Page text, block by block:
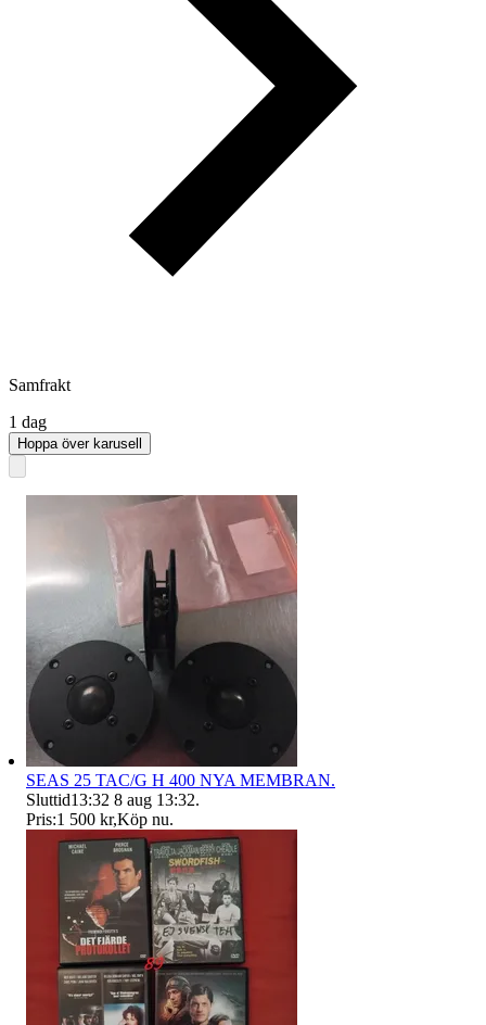
Samfrakt
1 dag
Hoppa över karusell
SEAS 25 TAC/G H 400 NYA MEMBRAN.
Sluttid13:32 8 aug 13:32.
Pris:1 500 kr,Köp nu.